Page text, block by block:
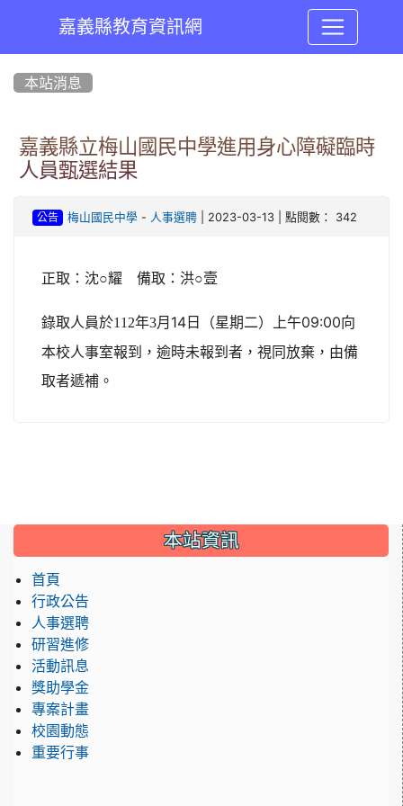
嘉義縣教育資訊網
本站消息
嘉義縣立梅山國民中學進用身心障礙臨時
人員甄選結果
公告 梅山國民中學- 人事選聘| 2023-03-13 | 點閱數： 342
正取：沈○耀 備取：洪○壹
錄取人員於112年3月14日（星期二）上午09:00向
本校人事室報到，逾時未報到者，視同放棄，由備
取者遞補。
::: 本站資訊
首頁
行政公告
人事選聘
研習進修
活動訊息
獎助學金
專案計畫
校園動態
重要行事